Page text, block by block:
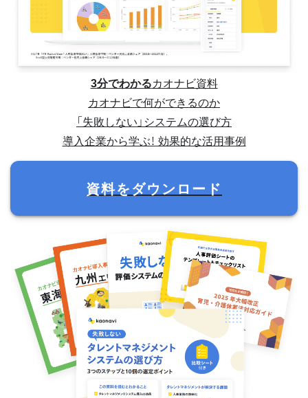
3分でわかるカオナビ資料
カオナビで何ができるのか
「失敗しない」システムの選び方
導入企業から学ぶ！ 効果的な活用事例
資料をダウンロード